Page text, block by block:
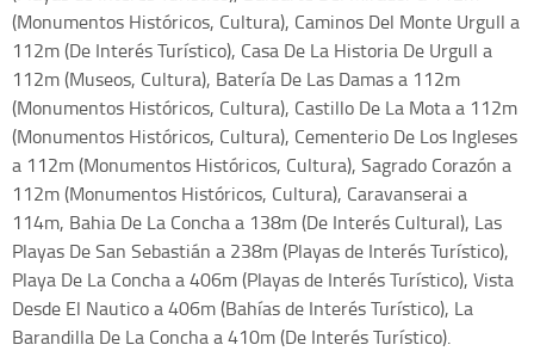
(Monumentos Históricos, Cultura), Caminos Del Monte Urgull a
112m (De Interés Turístico), Casa De La Historia De Urgull a
112m (Museos, Cultura), Batería De Las Damas a 112m
(Monumentos Históricos, Cultura), Castillo De La Mota a 112m
(Monumentos Históricos, Cultura), Cementerio De Los Ingleses
a 112m (Monumentos Históricos, Cultura), Sagrado Corazón a
112m (Monumentos Históricos, Cultura), Caravanserai a
114m, Bahia De La Concha a 138m (De Interés Cultural), Las
Playas De San Sebastián a 238m (Playas de Interés Turístico),
Playa De La Concha a 406m (Playas de Interés Turístico), Vista
Desde El Nautico a 406m (Bahías de Interés Turístico), La
Barandilla De La Concha a 410m (De Interés Turístico).